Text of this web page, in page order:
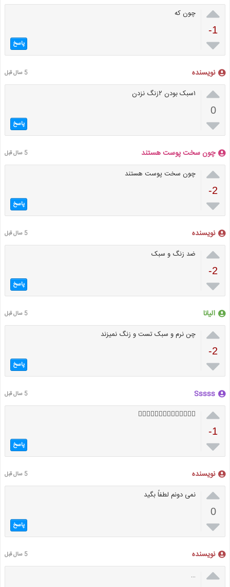

-1

چون که
پاسخ
نویسنده 5 سال قبل

0

۱سبک بودن ۲زنگ نزدن
پاسخ
چون سخت پوست هستند 5 سال قبل

-2

چون سخت پوست هستند
پاسخ
نویسنده 5 سال قبل

-2

ضد زنگ و سبک
پاسخ
الیانا 5 سال قبل

-2

چن نرم و سبک تست و زنگ نمیزند
پاسخ
Sssss 5 سال قبل

-1

👌🏼👌🏼👌🏼👌🏻👌🏻👌🏻👌🏻
پاسخ
نویسنده 5 سال قبل

0

نمی دونم لطفاً بگید
پاسخ
نویسنده 5 سال قبل

…